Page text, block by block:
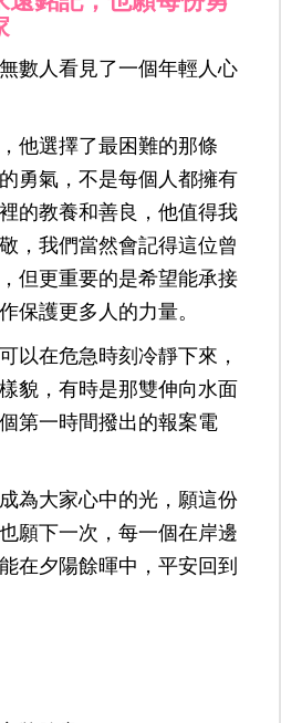
數人看見了一個年輕人心
他選擇了最困難的那條
勇氣，不是每個人都擁有
的教養和善良，他值得我
，我們當然會記得這位曾
但更重要的是希望能承接
保護更多人的力量。
以在危急時刻冷靜下來，
貌，有時是那雙伸向水面
第一時間撥出的報案電
為大家心中的光， 願這份
願下一次，每一個在岸邊
在夕陽餘暉中，平安回到